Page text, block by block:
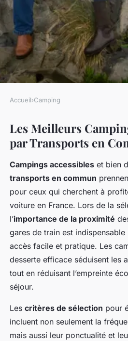
CAMPING
Découvrez les
France
Atteignables par
en Commun
Mathéo 18 mars 2025 5 min de
Accueil›Camping
Les Meilleurs
par Transports en
Campings accessibles et bien
transports en commun
pour ceux qui cherchent à
voiture en France. Lors de la
l’importance de la proximité
gares de train est
accès facile et pratique. Les
desserte efficace séduisent les
tout en réduisant l’empreinte
séjour.
Les critères de sélection pour
incluent non seulement la
mais aussi leur ponctualité et